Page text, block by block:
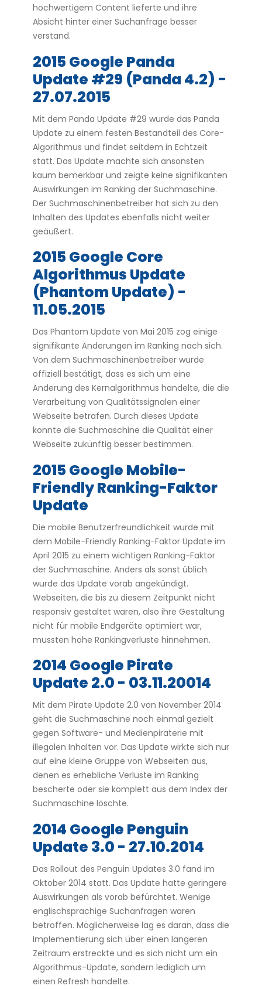
hochwertigem Content lieferte und ihre
Absicht hinter einer Suchanfrage besser
verstand.
2015 Google Panda
Update #29 (Panda 4.2) -
27.07.2015
Mit dem Panda Update #29 wurde das Panda
Update zu einem festen Bestandteil des Core-
Algorithmus und findet seitdem in Echtzeit
statt. Das Update machte sich ansonsten
kaum bemerkbar und zeigte keine signifikanten
Auswirkungen im Ranking der Suchmaschine.
Der Suchmaschinenbetreiber hat sich zu den
Inhalten des Updates ebenfalls nicht weiter
geäußert.
2015 Google Core
Algorithmus Update
(Phantom Update) -
11.05.2015
Das Phantom Update von Mai 2015 zog einige
signifikante Änderungen im Ranking nach sich.
Von dem Suchmaschinenbetreiber wurde
offiziell bestätigt, dass es sich um eine
Änderung des Kernalgorithmus handelte, die die
Verarbeitung von Qualitätssignalen einer
Webseite betrafen. Durch dieses Update
konnte die Suchmaschine die Qualität einer
Webseite zukünftig besser bestimmen.
2015 Google Mobile-
Friendly Ranking-Faktor
Update
Die mobile Benutzerfreundlichkeit wurde mit
dem Mobile-Friendly Ranking-Faktor Update im
April 2015 zu einem wichtigen Ranking-Faktor
der Suchmaschine. Anders als sonst üblich
wurde das Update vorab angekündigt.
Webseiten, die bis zu diesem Zeitpunkt nicht
responsiv gestaltet waren, also ihre Gestaltung
nicht für mobile Endgeräte optimiert war,
mussten hohe Rankingverluste hinnehmen.
2014 Google Pirate
Update 2.0 - 03.11.20014
Mit dem Pirate Update 2.0 von November 2014
geht die Suchmaschine noch einmal gezielt
gegen Software- und Medienpiraterie mit
illegalen Inhalten vor. Das Update wirkte sich nur
auf eine kleine Gruppe von Webseiten aus,
denen es erhebliche Verluste im Ranking
bescherte oder sie komplett aus dem Index der
Suchmaschine löschte.
2014 Google Penguin
Update 3.0 - 27.10.2014
Das Rollout des Penguin Updates 3.0 fand im
Oktober 2014 statt. Das Update hatte geringere
Auswirkungen als vorab befürchtet. Wenige
englischsprachige Suchanfragen waren
betroffen. Möglicherweise lag es daran, dass die
Implementierung sich über einen längeren
Zeitraum erstreckte und es sich nicht um ein
Algorithmus-Update, sondern lediglich um
einen Refresh handelte.